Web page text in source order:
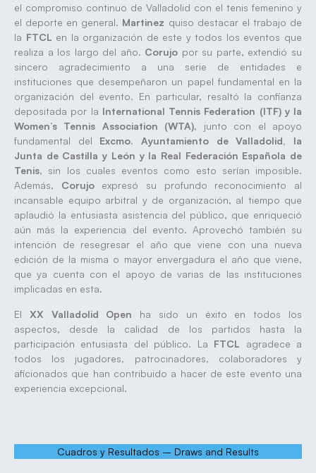
el compromiso continuo de Valladolid con el tenis femenino y
el deporte en general. Martinez quiso destacar el trabajo de
la FTCL en la organización de este y todos los eventos que
realiza a los largo del año. Corujo por su parte, extendió su
sincero agradecimiento a una serie de entidades e
instituciones que desempeñaron un papel fundamental en la
organización del evento. En particular, resaltó la confianza
depositada por la International Tennis Federation (ITF) y la
Women’s Tennis Association (WTA), junto con el apoyo
fundamental del Excmo. Ayuntamiento de Valladolid, la
Junta de Castilla y León y la Real Federación Española de
Tenis, sin los cuales eventos como esto serían imposible.
Además, Corujo expresó su profundo reconocimiento al
incansable equipo arbitral y de organización, al tiempo que
aplaudió la entusiasta asistencia del público, que enriqueció
aún más la experiencia del evento. Aprovechó también su
intención de resegresar el año que viene con una nueva
edición de la misma o mayor envergadura el año que viene,
que ya cuenta con el apoyo de varias de las instituciones
implicadas en esta.
El XX Valladolid Open ha sido un éxito en todos los
aspectos, desde la calidad de los partidos hasta la
participación entusiasta del público. La FTCL agradece a
todos los jugadores, patrocinadores, colaboradores y
aficionados que han contribuido a hacer de este evento una
experiencia excepcional.
Cuadros y Resultados – Draws and Results